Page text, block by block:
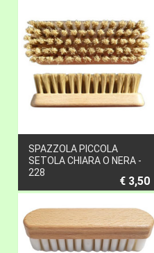
SPAZZOLA PICCOLA
SETOLA CHIARA O NERA -
228
€ 3,50